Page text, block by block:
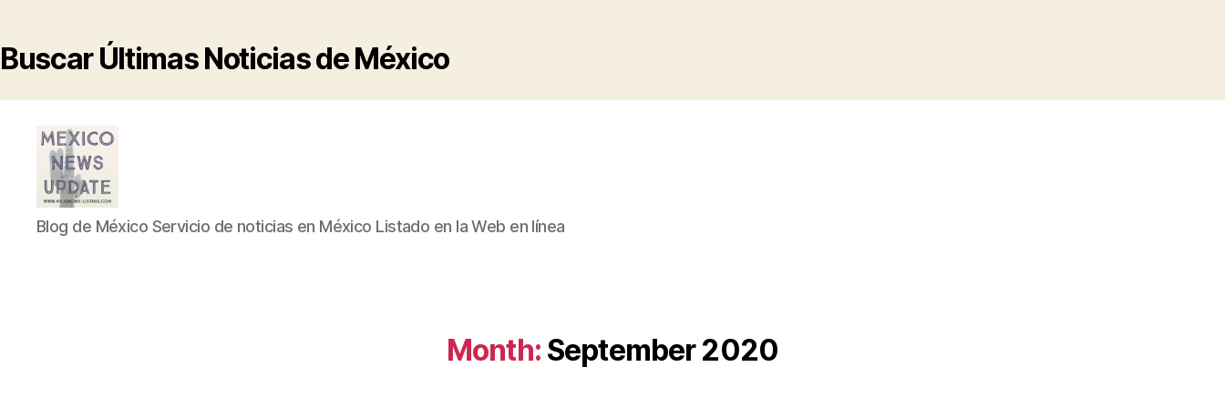
Buscar Últimas Noticias de México
Blog
de
Blog de México Servicio de noticias en México Listado en la Web en línea
Month: September 2020